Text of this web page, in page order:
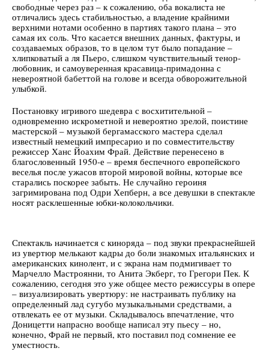
свободные через раз – к сожалению, оба вокалиста не
отличались здесь стабильностью, а владение крайними
верхними нотами особенно в партиях такого плана – это
самая их соль. Что касается внешних данных, фактуры, и
создаваемых образов, то в целом тут было попадание –
хлипковатый а ля Пьеро, слишком чувствительный тенор-
любовник, и самоуверенная красавица-примадонна с
невероятной бабеттой на голове и всегда обворожительной
улыбкой.
Постановку игривого шедевра с восхитительной –
одновременно искрометной и невероятно зрелой, поистине
мастерской – музыкой бергамасского мастера сделал
известный немецкий импресарио и по совместительству
режиссер Ханс Йоахим Фрай. Действие перенесено в
благословенный 1950-е – время беспечного европейского
веселья после ужасов второй мировой войны, которые все
старались поскорее забыть. Не случайно героиня
загримирована под Одри Хепберн, а все девушки в спектакле
носят расклешенные юбки-колокольчики.
Спектакль начинается с киноряда – под звуки прекраснейшей
из увертюр мелькают кадры до боли знакомых итальянских и
американских кинолент, и с экрана нам подмигивает то
Марчелло Мастроянни, то Анита Экберг, то Грегори Пек. К
сожалению, сегодня это уже общее место режиссуры в опере
– визуализировать увертюру: не настраивать публику на
определенный лад сугубо музыкальными средствами, а
отвлекать ее от музыки. Складывалось впечатление, что
Доницетти напрасно вообще написал эту пьесу – но,
конечно, Фрай не первый, кто поставил под сомнение ее
уместность.